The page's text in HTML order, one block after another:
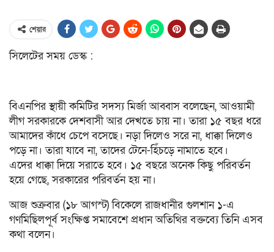
শেয়ার
সিলেটের সময় ডেস্ক :
বিএনপির স্থায়ী কমিটির সদস্য মির্জা আব্বাস বলেছেন, আওয়ামী
লীগ সরকারকে দেশবাসী আর দেখতে চায় না। তারা ১৫ বছর ধরে
আমাদের কাঁধে চেপে বসেছে। নড়া দিলেও সরে না, ধাক্কা দিলেও
পড়ে না। তারা যাবে না, তাদের টেনে-হিঁচড়ে নামাতে হবে।
এদের ধাক্কা দিয়ে সরাতে হবে। ১৫ বছরে অনেক কিছু পরিবর্তন
হয়ে গেছে, সরকারের পরিবর্তন হয় না।
আজ শুক্রবার (১৮ আগস্ট) বিকেলে রাজধানীর গুলশান ১-এ
গণমিছিলপূর্ব সংক্ষিপ্ত সমাবেশে প্রধান অতিথির বক্তব্যে তিনি এসব
কথা বলেন।